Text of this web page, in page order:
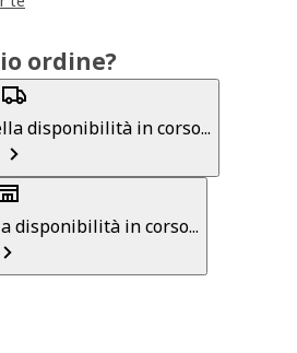
ordine?
disponibilità in corso...
disponibilità in corso...